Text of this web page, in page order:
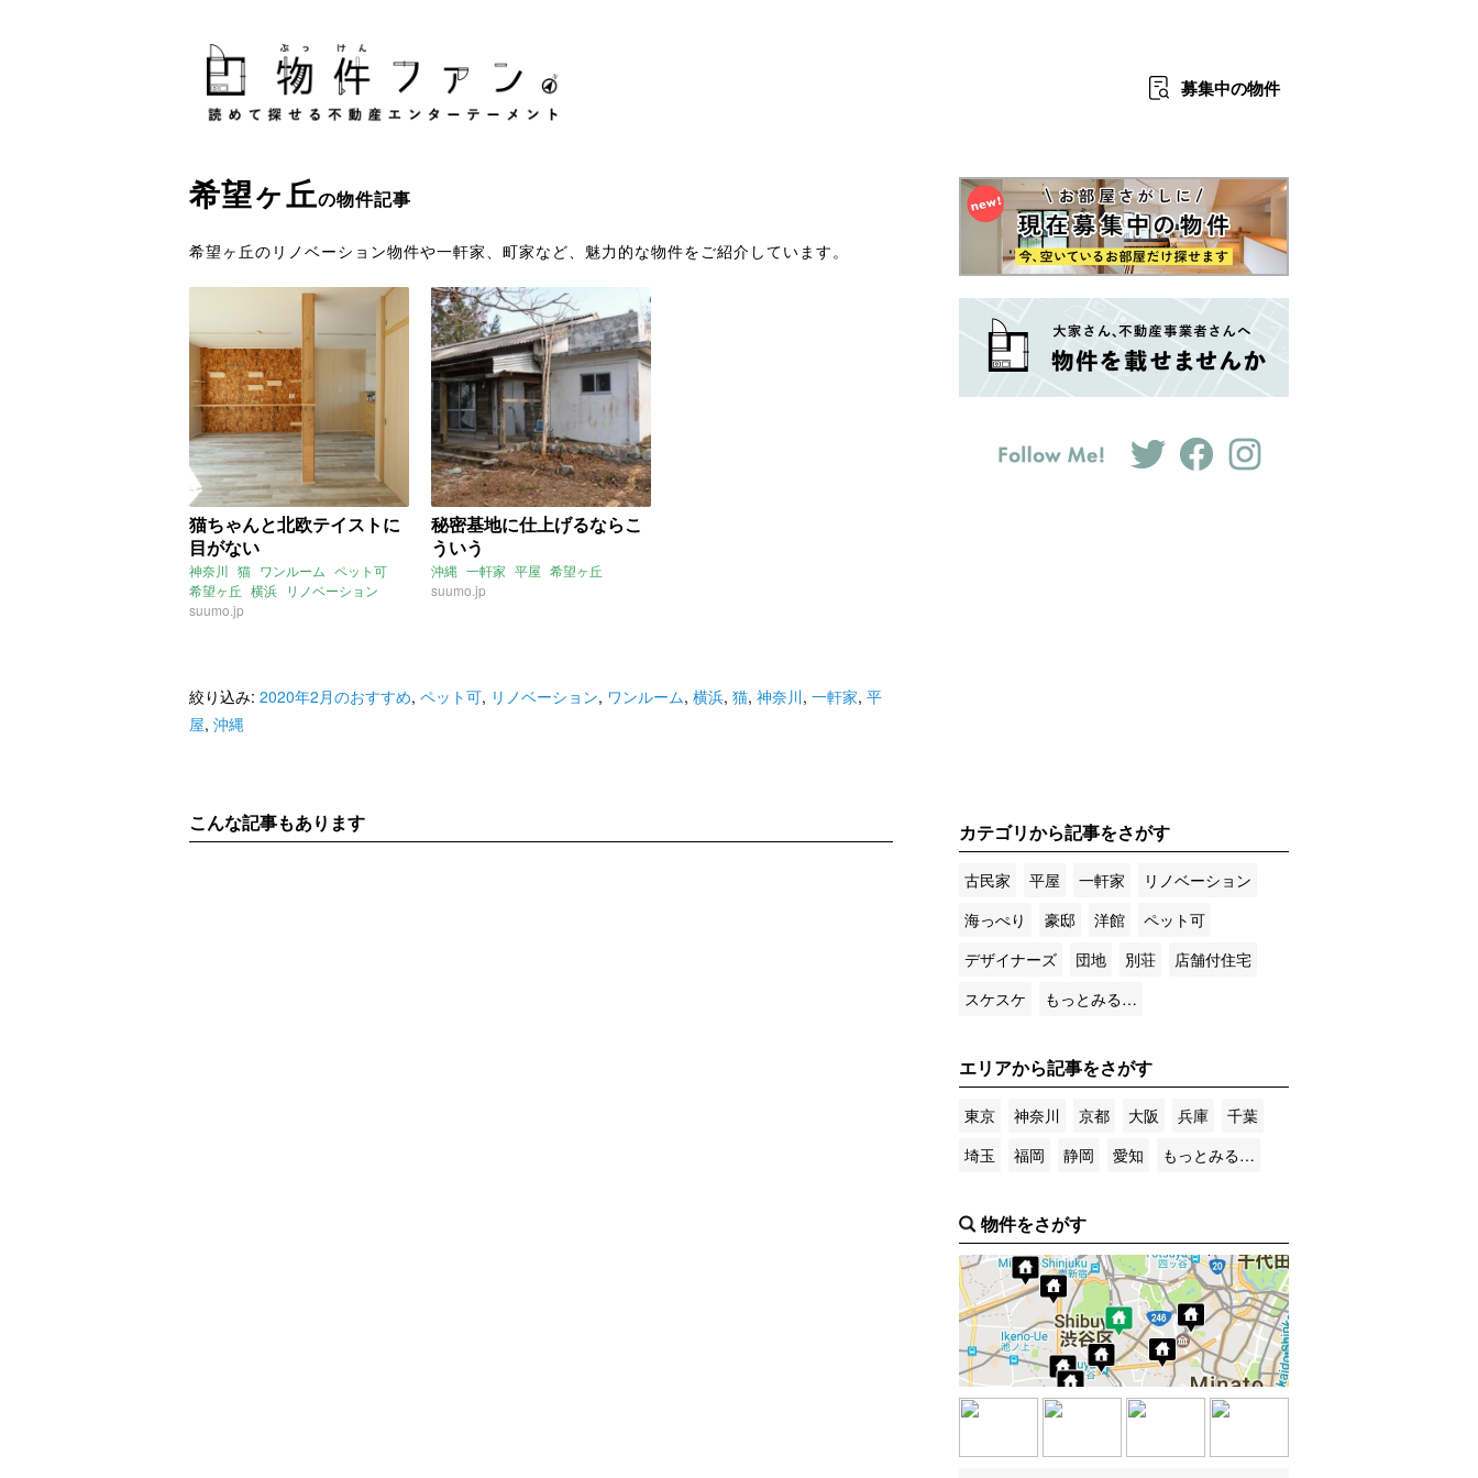
募集中の物件
希望ヶ丘の物件記事
希望ヶ丘のリノベーション物件や一軒家、町家など、魅力的な物件をご紹介しています。
猫ちゃんと北欧テイストに
目がない
神奈川 猫 ワンルーム ペット可
希望ヶ丘 横浜 リノベーション
2020年2月のおすすめ
suumo.jp
秘密基地に仕上げるならこ
ういう
沖縄 一軒家 平屋 希望ヶ丘
suumo.jp
絞り込み: 2020年2月のおすすめ, ペット可, リノベーション, ワンルーム, 横浜, 猫, 神奈川, 一軒家, 平
屋, 沖縄
こんな記事もあります カテゴリから記事をさがす
古民家 平屋 一軒家
リノベーション
海っぺり
豪邸 洋館
ペット可
デザイナーズ
団地 別荘
店舗付住宅
スケスケ
もっとみる…
エリアから記事をさがす
東京 神奈川 京都 大阪 兵庫
千葉
埼玉
福岡 静岡 愛知 もっとみる…
物件をさがす